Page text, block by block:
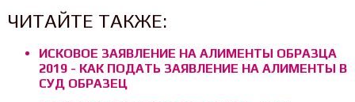
ЧИТАЙТЕ ТАКЖЕ:
ИСКОВОЕ ЗАЯВЛЕНИЕ НА АЛИМЕНТЫ ОБРАЗЦА
2019 - КАК ПОДАТЬ ЗАЯВЛЕНИЕ НА АЛИМЕНТЫ В
СУД ОБРАЗЕЦ